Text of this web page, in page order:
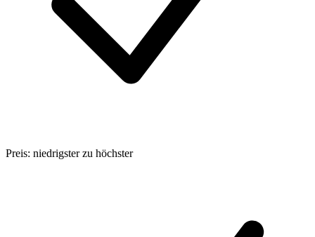
Preis: niedrigster zu höchster